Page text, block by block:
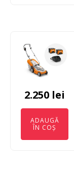
2.250 lei
ADAUGĂ
ÎN COȘ